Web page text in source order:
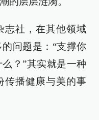
志社，在其他领域
问题是：“支撑你
？”其实就是一种
传播健康与美的事